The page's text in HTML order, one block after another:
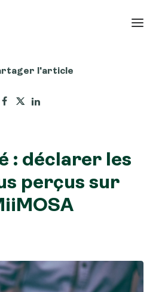
l'article
: déclarer les
perçus sur